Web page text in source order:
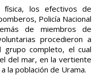
física, los efectivos de
Policía Nacional
de miembros de
procedieron a
grupo completo, el cual
del mar, en la vertiente
la población de Urama.